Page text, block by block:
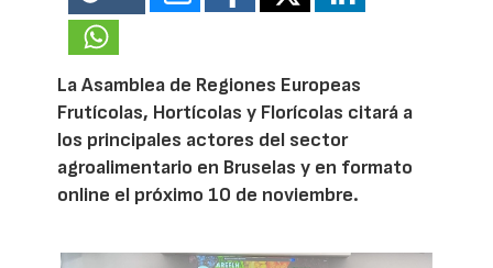
La Asamblea de Regiones Europeas
Frutícolas, Hortícolas y Florícolas citará a
los principales actores del sector
agroalimentario en Bruselas y en formato
online el próximo 10 de noviembre.